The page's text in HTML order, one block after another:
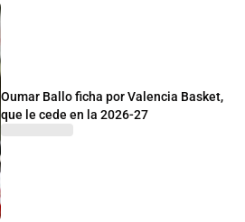
Oumar Ballo ficha por Valencia Basket,
que le cede en la 2026-27